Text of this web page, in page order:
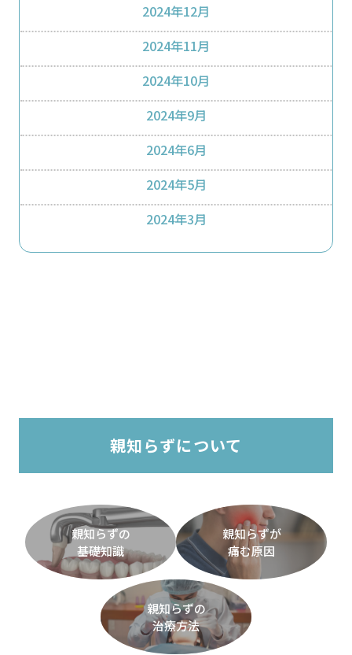
2024年12月
2024年11月
2024年10月
2024年9月
2024年6月
2024年5月
2024年3月
親知らずについて
親知らずの
基礎知識
親知らずが
痛む原因
親知らずの
治療方法